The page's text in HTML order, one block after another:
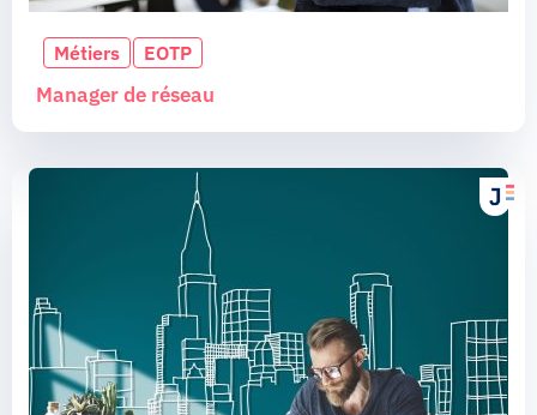
Métiers EOTP
Manager de réseau